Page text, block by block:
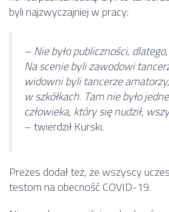
byli najzwyczajniej w pracy:
– Nie było publiczności,
Na scenie byli zawodowi
widowni byli tancerze
w szkółkach. Tam nie było
człowieka, który się nudził,
– twierdził Kurski.
Prezes dodał też, że wszyscy
testom na obecność COVID-19.